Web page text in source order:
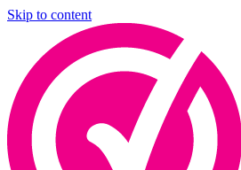
Skip to content